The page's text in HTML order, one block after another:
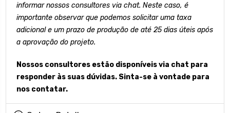
informar nossos consultores via chat. Neste caso, é
importante observar que podemos solicitar uma taxa
adicional e um prazo de produção de até 25 dias úteis após
a aprovação do projeto.
Nossos consultores estão disponíveis via chat para
responder às suas dúvidas. Sinta-se à vontade para
nos contatar.